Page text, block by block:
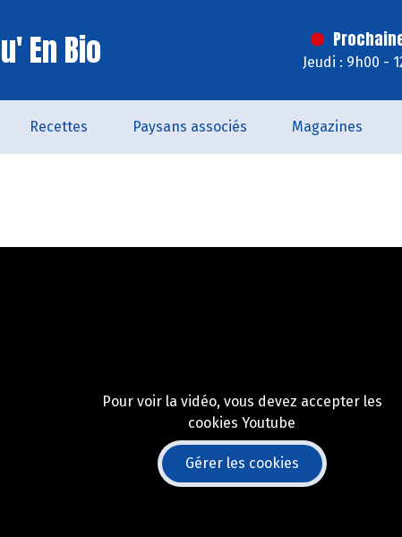
En Bio Jeudi : 9h00 -
Recettes Paysans associés Magazines
Pour voir la vidéo, vous devez accepter les
cookies Youtube
Gérer les cookies